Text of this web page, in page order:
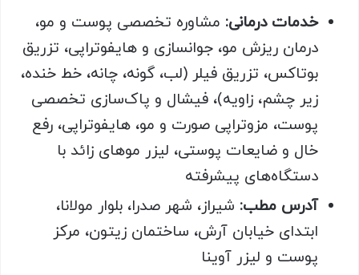
خدمات درمانی: مشاوره تخصصی پوست و مو،
درمان ریزش مو، جوانسازی و هایفوتراپی، تزریق
بوتاکس، تزریق فیلر (لب، گونه، چانه، خط خنده،
زیر چشم، زاویه)، فیشال و پاک‌سازی تخصصی
پوست، مزوتراپی صورت و مو، هایفوتراپی، رفع
خال و ضایعات پوستی، لیزر موهای زائد با
دستگاه‌های پیشرفته
آدرس مطب: شیراز، شهر صدرا، بلوار مولانا،
ابتدای خیابان آرش، ساختمان زیتون، مرکز
پوست و لیزر آوینا